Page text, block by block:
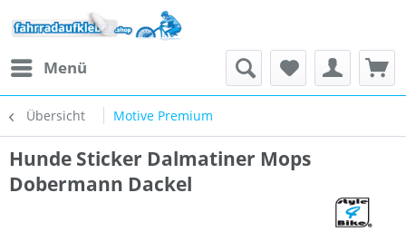
Menü
Übersicht Motive Premium
Hunde Sticker Dalmatiner Mops
Dobermann Dackel